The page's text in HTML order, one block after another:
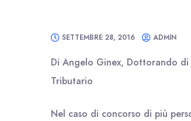
SETTEMBRE 28, 2016 ADMIN
Di Angelo Ginex, Dottorando
Tributario
Nel caso di concorso di più